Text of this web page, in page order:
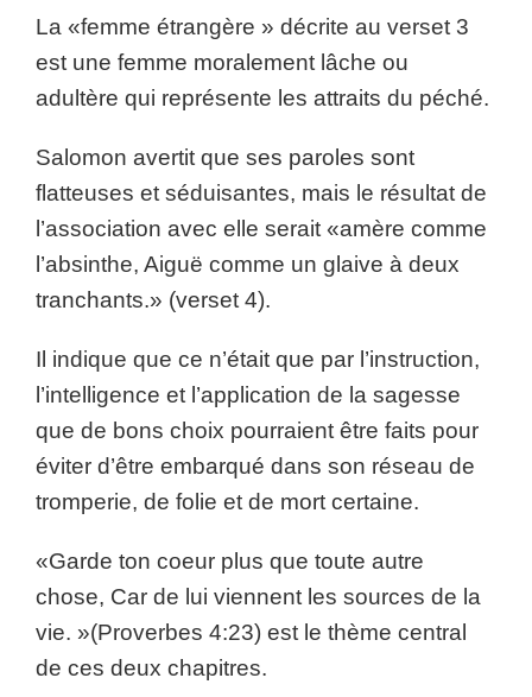
La «femme étrangère » décrite au verset 3
est une femme moralement lâche ou
adultère qui représente les attraits du péché.
Salomon avertit que ses paroles sont
flatteuses et séduisantes, mais le résultat de
l’association avec elle serait «amère comme
l’absinthe, Aiguë comme un glaive à deux
tranchants.» (verset 4).
Il indique que ce n’était que par l’instruction,
l’intelligence et l’application de la sagesse
que de bons choix pourraient être faits pour
éviter d’être embarqué dans son réseau de
tromperie, de folie et de mort certaine.
«Garde ton coeur plus que toute autre
chose, Car de lui viennent les sources de la
vie. »(Proverbes 4:23) est le thème central
de ces deux chapitres.